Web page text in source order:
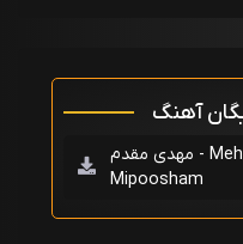
آهنگ
مهدی مقدم - Mehdi Moghaddam Barf
Mipoosham